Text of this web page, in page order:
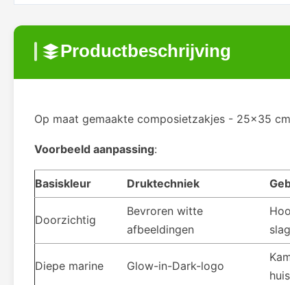
Productbeschrijving
Op maat gemaakte composietzakjes - 25x35
Voorbeeld aanpassing:
Basiskleur Druktechniek
Doorzichtig
Bevroren witte
afbeeldingen
Diepe marine Glow-in-Dark-logo